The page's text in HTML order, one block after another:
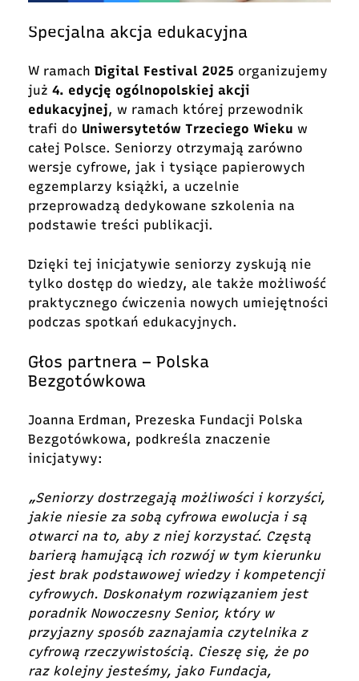
Specjalna akcja edukacyjna
W ramach Digital Festival 2025 organizujemy
już 4. edycję ogólnopolskiej akcji
edukacyjnej, w ramach której przewodnik
trafi do Uniwersytetów Trzeciego Wieku w
całej Polsce. Seniorzy otrzymają zarówno
wersje cyfrowe, jak i tysiące papierowych
egzemplarzy książki, a uczelnie
przeprowadzą dedykowane szkolenia na
podstawie treści publikacji.
Dzięki tej inicjatywie seniorzy zyskują nie
tylko dostęp do wiedzy, ale także możliwość
praktycznego ćwiczenia nowych umiejętności
podczas spotkań edukacyjnych.
Głos partnera – Polska
Bezgotówkowa
Joanna Erdman, Prezeska Fundacji Polska
Bezgotówkowa, podkreśla znaczenie
inicjatywy:
„Seniorzy dostrzegają możliwości i korzyści,
jakie niesie za sobą cyfrowa ewolucja i są
otwarci na to, aby z niej korzystać. Częstą
barierą hamującą ich rozwój w tym kierunku
jest brak podstawowej wiedzy i kompetencji
cyfrowych. Doskonałym rozwiązaniem jest
poradnik Nowoczesny Senior, który w
przyjazny sposób zaznajamia czytelnika z
cyfrową rzeczywistością. Cieszę się, że po
raz kolejny jesteśmy, jako Fundacja,